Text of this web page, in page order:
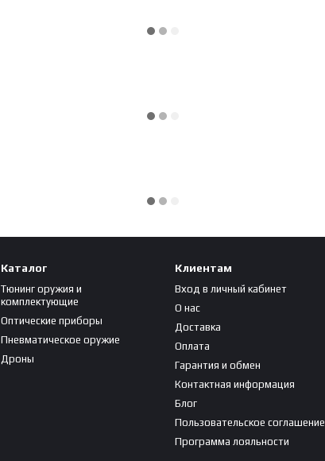
Каталог
Тюнинг оружия и
комплектующие
Оптические приборы
Пневматическое оружие
Дроны
Клиентам
Вход в личный кабинет
О нас
Доставка
Оплата
Гарантия и обмен
Контактная информация
Блог
Пользовательское соглашение
Программа лояльности